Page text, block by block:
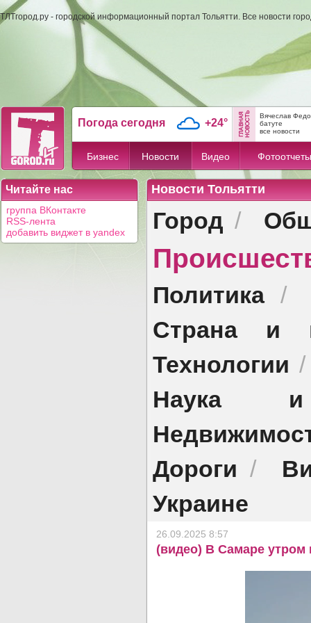
ТЛТгород.ру - городской информационный портал Тольятти. Все новости
Погода сегодня +24°
Вячеслав
батуте
все новости
Бизнес Новости Видео Фотоотчеты
Читайте нас
группа ВКонтакте
RSS-лента
добавить виджет в yandex
Новости Тольятти
Город /
Политика/
Страна и
Технологии
Наука и
Дороги /
Украине
26.09.2025 8:57
(видео) В Самаре